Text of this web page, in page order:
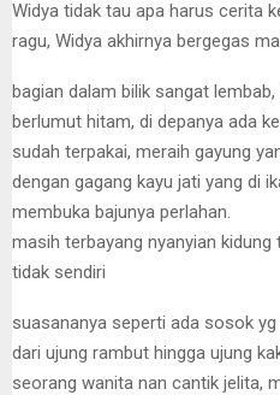
Widya tidak tau apa harus cerita
ragu, Widya akhirnya bergegas
bagian dalam bilik sangat
berlumut hitam, di depanya ada
sudah terpakai, meraih gayung
dengan gagang kayu jati yang di
membuka bajunya perlahan.
masih terbayang nyanyian kidung
tidak sendiri
suasananya seperti ada sosok
dari ujung rambut hingga ujung
seorang wanita nan cantik jelita,